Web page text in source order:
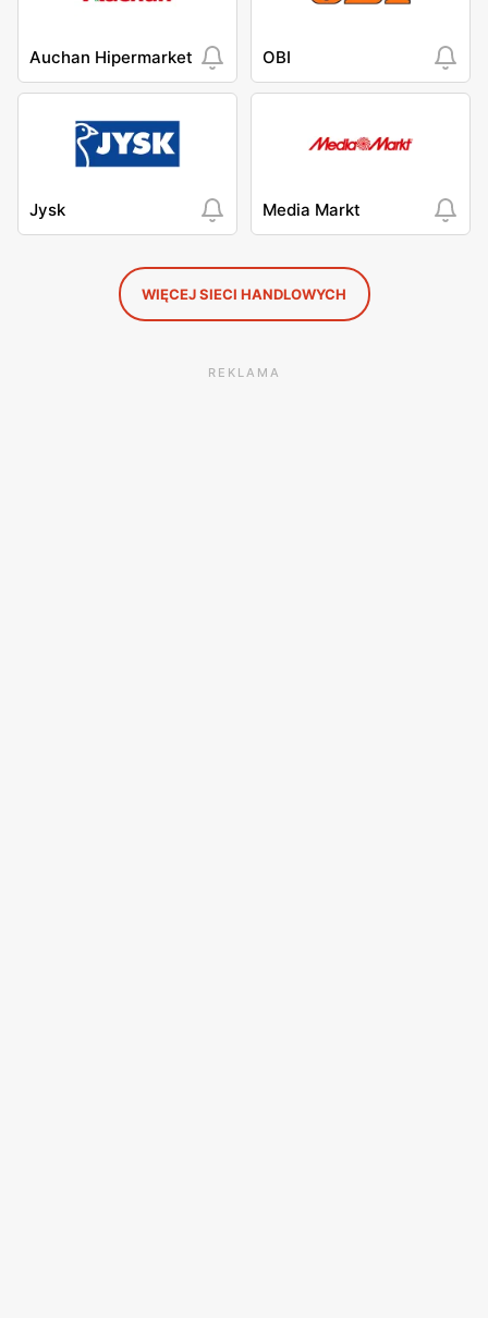
Auchan Hipermarket OBI
Jysk Media Markt
WIĘCEJ SIECI HANDLOWYCH
REKLAMA